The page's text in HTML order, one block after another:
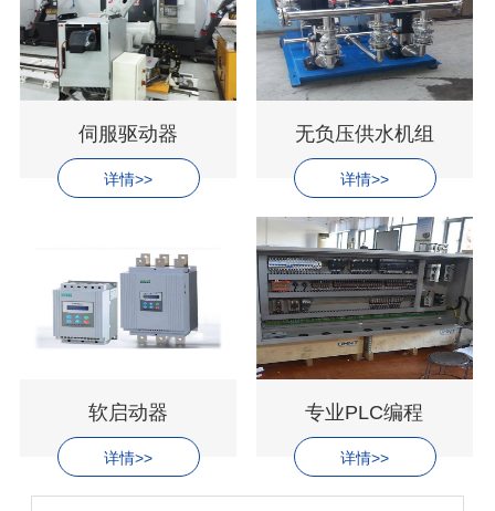
伺服驱动器
详情>>
无负压供水机组
详情>>
软启动器
详情>>
专业PLC编程
详情>>